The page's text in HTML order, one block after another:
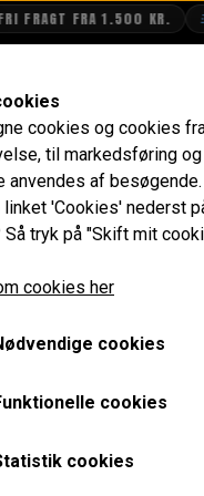
FRA 1.500 KR.
Side Spejl, Firkantet,
Side
Varenummer: GAM217A
Monteringskit medfølger
Buet glas
Forventet leveringstid:
cookies og cookies
til markedsføring
anvendes af
'Cookies' nederst
tryk på "Skift mit
cookies her
cookies
cookies
cookies